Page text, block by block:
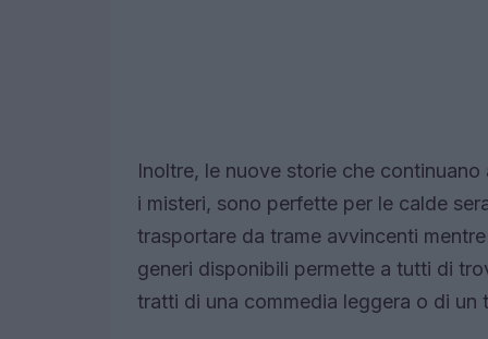
Inoltre, le nuove storie che continuano
i misteri, sono perfette per le calde
trasportare da trame avvincenti
generi disponibili permette a tutti di
tratti di una commedia leggera o di un